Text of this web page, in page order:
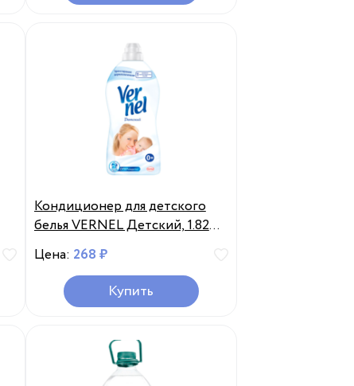
Кондиционер для детского
белья VERNEL Детский, 1.82л,
Россия, 1,82 л
Цена: 268 ₽
Купить